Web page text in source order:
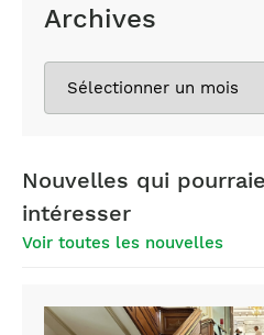
Archives
Nouvelles qui
intéresser
Voir toutes les nouvelles